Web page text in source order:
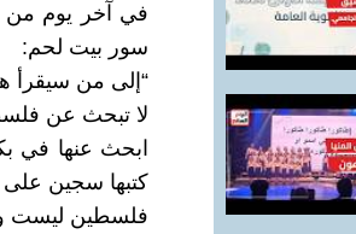
في آخر يوم من
سور بيت لحم:
“إلى من سيقرأ
لا تبحث عن
ابحث عنها في
كتبها سجين على
فلسطين ليست